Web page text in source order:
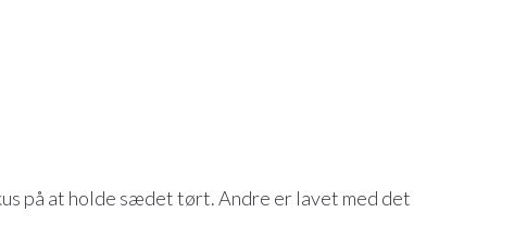
på at holde sædet tørt. Andre er lavet med det